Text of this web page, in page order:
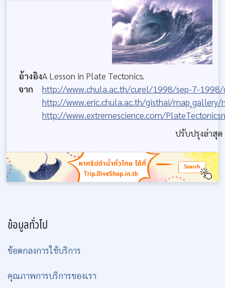
อ้างอิง
จาก
A Lesson in Plate Tectonics.
http://www.chula.ac.th/curel/1998/sep-7-
http://www.eric.chula.ac.th/gisthai/
http://www.extremescience.com/
ปรับปรุงล่าสุด
ข้อมูลทั่วไป
ข้อตกลงการใช้บริการ
คุณภาพการบริการของเรา